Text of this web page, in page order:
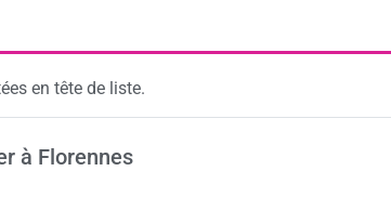
en tête de liste.
à Florennes